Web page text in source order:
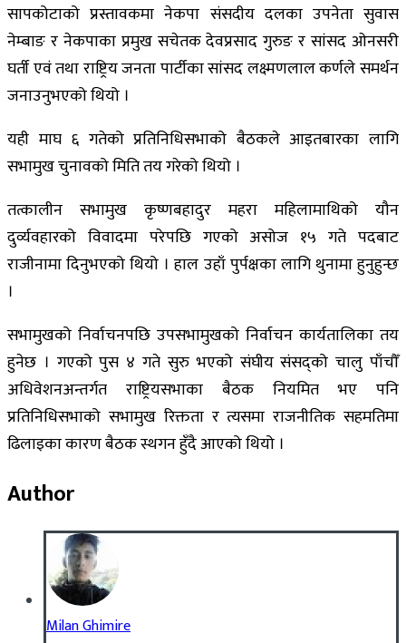
सापकोटाको प्रस्तावकमा नेकपा संसदीय दलका उपनेता सुवास
नेम्बाङ र नेकपाका प्रमुख सचेतक देवप्रसाद गुरुङ र सांसद ओनसरी
घर्ती एवं तथा राष्ट्रिय जनता पार्टीका सांसद लक्ष्मणलाल कर्णले समर्थन
जनाउनुभएको थियो ।
यही माघ ६ गतेको प्रतिनिधिसभाको बैठकले आइतबारका लागि
सभामुख चुनावको मिति तय गरेको थियो ।
तत्कालीन सभामुख कृष्णबहादुर महरा महिलामाथिको यौन
दुर्व्यवहारको विवादमा परेपछि गएको असोज १५ गते पदबाट
राजीनामा दिनुभएको थियो । हाल उहाँ पुर्पक्षका लागि थुनामा हुनुहुन्छ
।
सभामुखको निर्वाचनपछि उपसभामुखको निर्वाचन कार्यतालिका तय
हुनेछ । गएको पुस ४ गते सुरु भएको संघीय संसद्को चालु पाँचौँ
अधिवेशनअन्तर्गत राष्ट्रियसभाका बैठक नियमित भए पनि
प्रतिनिधिसभाको सभामुख रिक्तता र त्यसमा राजनीतिक सहमतिमा
ढिलाइका कारण बैठक स्थगन हुँदै आएको थियो ।
Author
Milan Ghimire